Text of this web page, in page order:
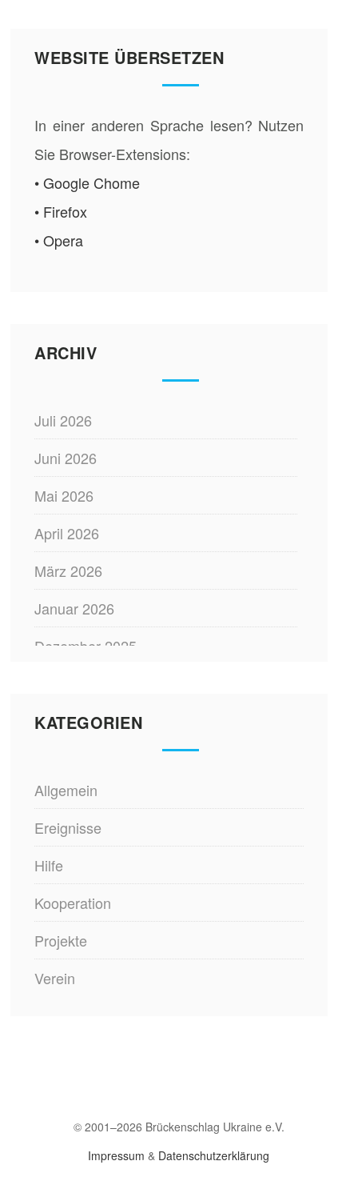
WEBSITE ÜBERSETZEN
In einer anderen Sprache lesen? Nutzen
Sie Browser-Extensions:
• Google Chome
• Firefox
• Opera
ARCHIV
Juli 2026
Juni 2026
Mai 2026
April 2026
März 2026
Januar 2026
Dezember 2025
Oktober 2025
Juli 2025
Februar 2025
Dezember 2024
November 2024
August 2024
Juni 2024
Februar 2024
KATEGORIEN
Allgemein
Ereignisse
Hilfe
Kooperation
Projekte
Verein
© 2001–2026 Brückenschlag Ukraine e.V.
Impressum & Datenschutzerklärung